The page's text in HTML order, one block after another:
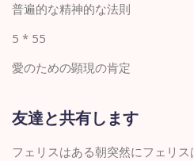
普遍的な精神的な法則
5 * 55
愛のための顕現の肯定
友達と共有します
フェリスはある朝突然にフェリ